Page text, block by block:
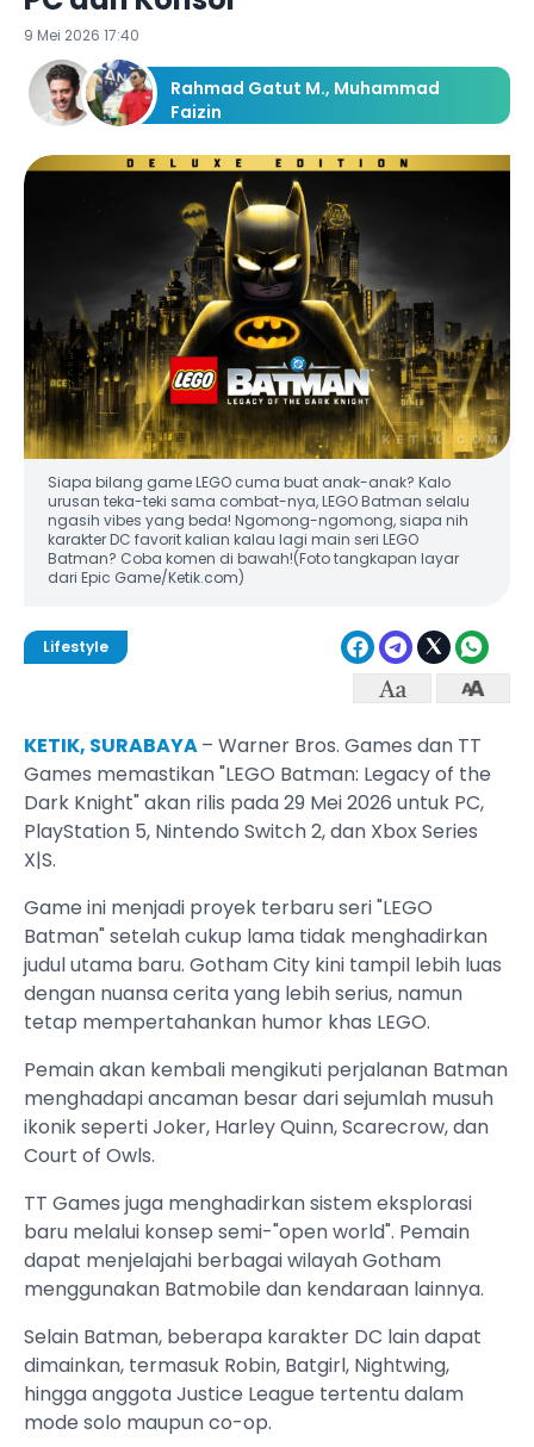
9 Mei 2026 17:40
Rahmad Gatut M., Muhammad
Faizin
Redaksi Ketik.com
Siapa bilang game LEGO cuma buat anak-anak? Kalo
urusan teka-teki sama combat-nya, LEGO Batman selalu
ngasih vibes yang beda! Ngomong-ngomong, siapa nih
karakter DC favorit kalian kalau lagi main seri LEGO
Batman? Coba komen di bawah!(Foto tangkapan layar
dari Epic Game/Ketik.com)
Lifestyle
KETIK, SURABAYA– Warner Bros. Games dan TT
Games memastikan "LEGO Batman: Legacy of the
Dark Knight" akan rilis pada 29 Mei 2026 untuk PC,
PlayStation 5, Nintendo Switch 2, dan Xbox Series
X|S.
Game ini menjadi proyek terbaru seri "LEGO
Batman" setelah cukup lama tidak menghadirkan
judul utama baru. Gotham City kini tampil lebih luas
dengan nuansa cerita yang lebih serius, namun
tetap mempertahankan humor khas LEGO.
Pemain akan kembali mengikuti perjalanan Batman
menghadapi ancaman besar dari sejumlah musuh
ikonik seperti Joker, Harley Quinn, Scarecrow, dan
Court of Owls.
TT Games juga menghadirkan sistem eksplorasi
baru melalui konsep semi-"open world". Pemain
dapat menjelajahi berbagai wilayah Gotham
menggunakan Batmobile dan kendaraan lainnya.
Selain Batman, beberapa karakter DC lain dapat
dimainkan, termasuk Robin, Batgirl, Nightwing,
hingga anggota Justice League tertentu dalam
mode solo maupun co-op.